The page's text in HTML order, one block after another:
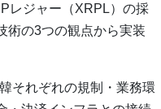
レジャー（XRPL）の採
術の3つの観点から実装
それぞれの規制・業務環